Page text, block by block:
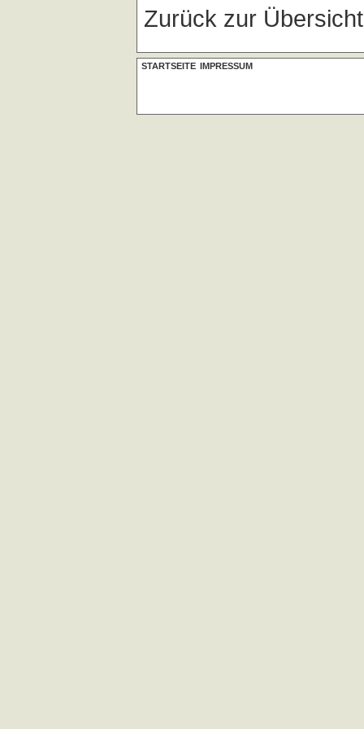
Zurück zur
STARTSEITE IMPRESSUM